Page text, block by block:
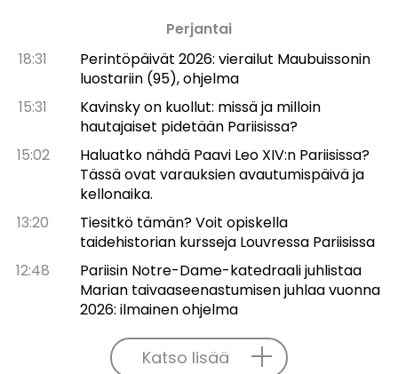
Perjantai
18:31
Perintöpäivät 2026: vierailut Maubuissonin
luostariin (95), ohjelma
15:31
Kavinsky on kuollut: missä ja milloin
hautajaiset pidetään Pariisissa?
15:02
Haluatko nähdä Paavi Leo XIV:n Pariisissa?
Tässä ovat varauksien avautumispäivä ja
kellonaika.
13:20
Tiesitkö tämän? Voit opiskella
taidehistorian kursseja Louvressa Pariisissa
12:48
Pariisin Notre-Dame-katedraali juhlistaa
Marian taivaaseenastumisen juhlaa vuonna
2026: ilmainen ohjelma
Katso lisää